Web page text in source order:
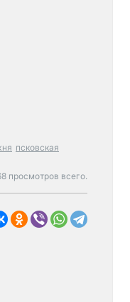
псковская
просмотров всего.